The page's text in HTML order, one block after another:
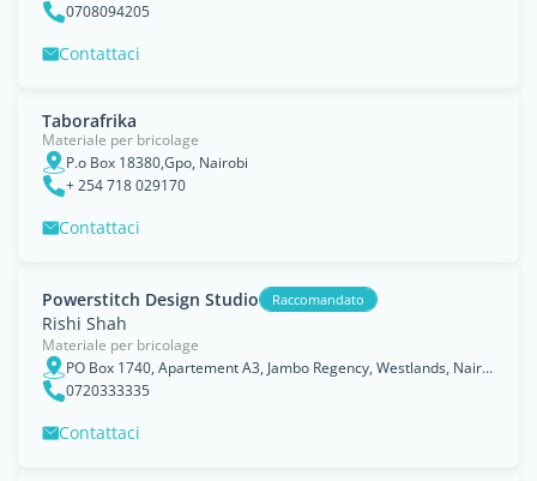
0708094205
Contattaci
Taborafrika
Materiale per bricolage
P.o Box 18380,Gpo, Nairobi
+ 254 718 029170
Contattaci
Powerstitch Design Studio Raccomandato
Rishi Shah
Materiale per bricolage
PO Box 1740, Apartement A3, Jambo Regency, Westlands, Nairobi
0720333335
Contattaci